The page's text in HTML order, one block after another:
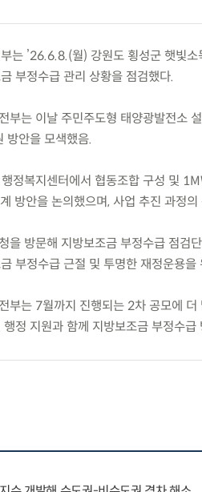
는 ’26.6.8.(월) 강원도 횡성군 햇빛
부정수급 관리 상황을 점검했다.
부는 이날 주민주도형 태양광발전소
방안을 모색했음.
정복지센터에서 협동조합 구성 및
방안을 논의했으며, 사업 추진 과정
을 방문해 지방보조금 부정수급 점검
부정수급 근절 및 투명한 재정운용
부는 7월까지 진행되는 2차 공모에
행정 지원과 함께 지방보조금 부정수